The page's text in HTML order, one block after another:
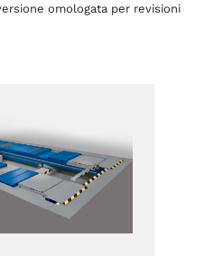
omologata per revisioni